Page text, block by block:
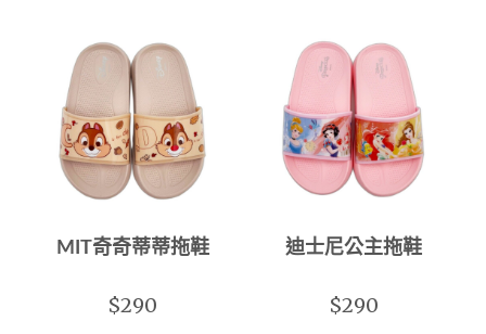
MIT奇奇蒂蒂拖鞋
$290
迪士尼公主拖鞋
$290